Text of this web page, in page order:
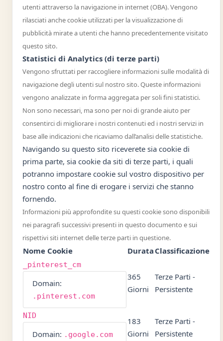
utenti attraverso la navigazione in internet (OBA). Vengono
rilasciati anche cookie utilizzati per la visualizzazione di
pubblicità mirate a utenti che hanno precedentemente visitato
questo sito.
Statistici di Analytics (di terze parti)
Vengono sfruttati per raccogliere informazioni sulle modalità di
navigazione degli utenti sul nostro sito. Queste informazioni
vengono analizzate in forma aggregata per soli fini statistici.
Non sono necessari, ma sono per noi di grande aiuto per
consentirci di migliorare i nostri contenuti ed i nostri servizi in
base alle indicazioni che ricaviamo dall’analisi delle statistiche.
Navigando su questo sito riceverete sia cookie di
prima parte, sia cookie da siti di terze parti, i quali
potranno impostare cookie sul vostro dispositivo per
nostro conto al fine di erogare i servizi che stanno
fornendo.
Informazioni più approfondite su questi cookie sono disponibili
nei paragrafi successivi presenti in questo documento e sui
rispettivi siti internet delle terze parti in questione.
Nome Cookie Durata Classificazione
_pinterest_cm
Domain:
.pinterest.com
365
Giorni
Terze Parti -
Persistente
NID
Domain: .google.com
183
Giorni
Terze Parti -
Persistente